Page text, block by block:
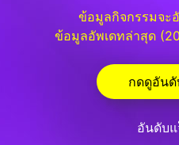
ข้อมูลกิจกรรมจะ
ข้อมูลอัพเดทล่าสุด
กดดูอันดั
อันดับ